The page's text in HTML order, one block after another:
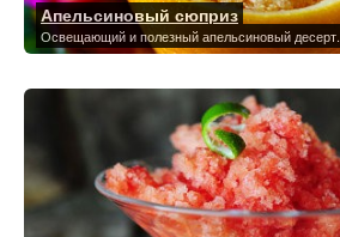
Апельсиновый сюприз
Освещающий и полезный апельсиновый десерт.